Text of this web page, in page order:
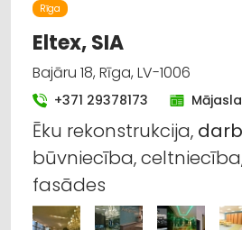
Rīga
Eltex, SIA
Bajāru 18, Rīga, LV-1006
+371 29378173
Ēku rekonstrukcija,
būvniecība,
fasādes